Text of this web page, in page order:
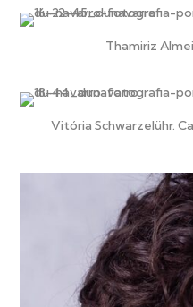
Thamiriz
Vitória Schwarzelühr.